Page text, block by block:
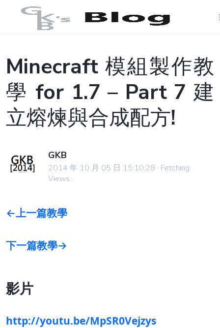
Minecraft 模組製作教
學 for 1.7 – Part 7 建
立熔煉與合成配方!
GKB
2014 年 10 月 05 日 15:10:28 · Fetching
Views...
←上一篇教學
下一篇教學→
影片
http://youtu.be/MpSR0Vejzys